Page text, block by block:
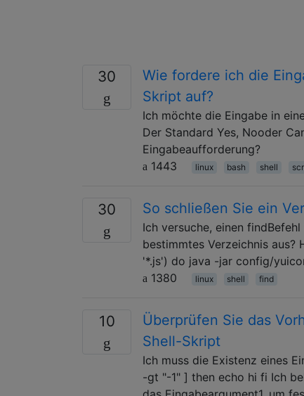
30
Wie fordere ich die
Skript auf?
Ich möchte die Eingabe in
Der Standard Yes, Nooder
Eingabeaufforderung?
1443
linux bash shell
30 So schließen Sie ein
Ich versuche, einen
bestimmtes Verzeichnis
'*.js') do java -jar config/
1380
linux shell find
10
Überprüfen Sie das
Shell-Skript
Ich muss die Existenz eines
-gt "-1" ] then echo hi fi Ich